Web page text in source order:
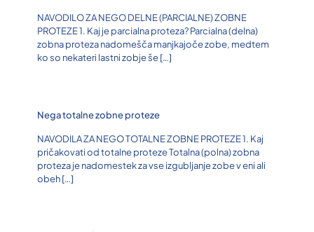
NAVODILO ZA NEGO DELNE (PARCIALNE) ZOBNE
PROTEZE 1. Kaj je parcialna proteza? Parcialna (delna)
zobna proteza nadomešča manjkajoče zobe, medtem
ko so nekateri lastni zobje še[…]
Nega totalne zobne proteze
NAVODILA ZA NEGO TOTALNE ZOBNE PROTEZE 1. Kaj
pričakovati od totalne proteze Totalna (polna) zobna
proteza je nadomestek za vse izgubljanje zobe v eni ali
obeh[…]